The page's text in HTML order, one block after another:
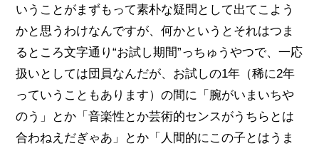
いうことがまずもって素朴な疑問として出てこよう
かと思うわけなんですが、何かというとそれはつま
るところ文字通り“お試し期間”っちゅうやつで、一応
扱いとしては団員なんだが、お試しの1年（稀に2年
っていうこともあります）の間に「腕がいまいちや
のう」とか「音楽性とか芸術的センスがうちらとは
合わねえだぎゃあ」とか「人間的にこの子とはうま